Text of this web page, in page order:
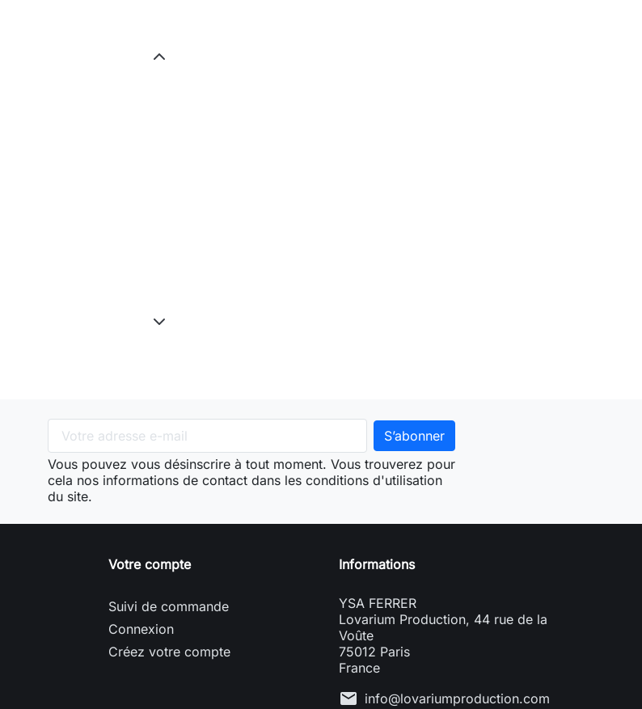
Vous pouvez vous désinscrire à tout moment. Vous trouverez pour
cela nos informations de contact dans les conditions d'utilisation
du site.
Votre compte
Suivi de commande
Connexion
Créez votre compte
Informations
YSA FERRER
Lovarium Production, 44 rue de la
Voûte
75012 Paris
France
mail info@lovariumproduction.com